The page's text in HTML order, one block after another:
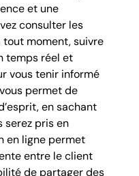
et une
consulter les
moment, suivre
temps réel et
vous tenir informé
permet de
en sachant
serez pris en
en ligne permet
entre le client
de partager des